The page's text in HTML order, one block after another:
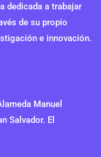
dedicada a trabajar
de su propio
e innovación.
Manuel
Salvador. El